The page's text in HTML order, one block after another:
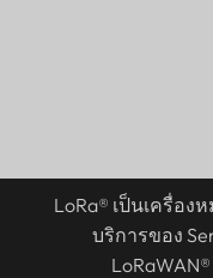
LoRa® เป็นเครื่อ
บริการของ